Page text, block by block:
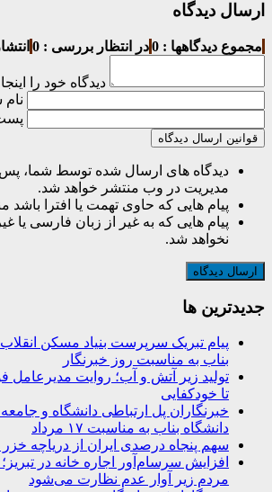
ارسال دیدگاه
مجموع دیدگاهها : 0 در انتظار بررسی : 0
دیدگاه خود را
قوانین ارسال دیدگاه
دیدگاه های ارسال شده توسط شما، پس
مدیریت در وب منتشر خواهد شد.
پیام هایی که حاوی تهمت یا افترا باشد
پیام هایی که به غیر از زبان فارسی یا
نخواهد شد.
جديدترين ها
پیام تبریک سرپرست بنیاد مسکن
بناب به مناسبت روز خبرنگار
تولید زیر آتش و آب؛ روایت مدیرعامل
تا خودکفایی
خبرنگاران پل ارتباطی دانشگاه و
دانشگاه بناب به مناسبت ۱۷ مرداد
سهم پنجاه درصدی ایران از دریاچه خزر
افزایش سرسام‌آور اجاره خانه در
مردم زیر آوار عدم نظارت می‌شود